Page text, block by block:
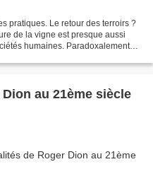
pratiques. Le retour des terroirs ?
de la vigne est presque aussi
humaines. Paradoxalement
au 21ème siècle